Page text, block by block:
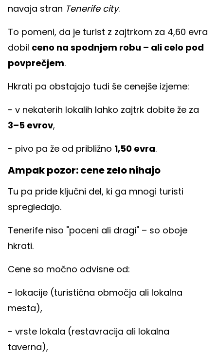
navaja stran Tenerife city.
To pomeni, da je turist z zajtrkom za 4,60 evra
dobil ceno na spodnjem robu – ali celo pod
povprečjem.
Hkrati pa obstajajo tudi še cenejše izjeme:
- v nekaterih lokalih lahko zajtrk dobite že za
3–5 evrov,
- pivo pa že od približno 1,50 evra.
Ampak pozor: cene zelo nihajo
Tu pa pride ključni del, ki ga mnogi turisti
spregledajo.
Tenerife niso "poceni ali dragi" – so oboje
hkrati.
Cene so močno odvisne od:
- lokacije (turistična območja ali lokalna
mesta),
- vrste lokala (restavracija ali lokalna
taverna),